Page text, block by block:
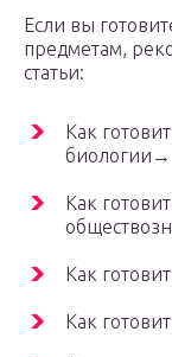
Если вы
предметам,
статьи:
Как
биологии→
Как
Как
Как